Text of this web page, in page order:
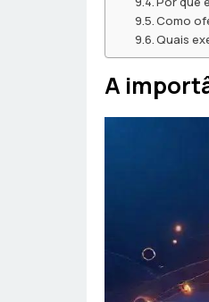
Como
Quais
A